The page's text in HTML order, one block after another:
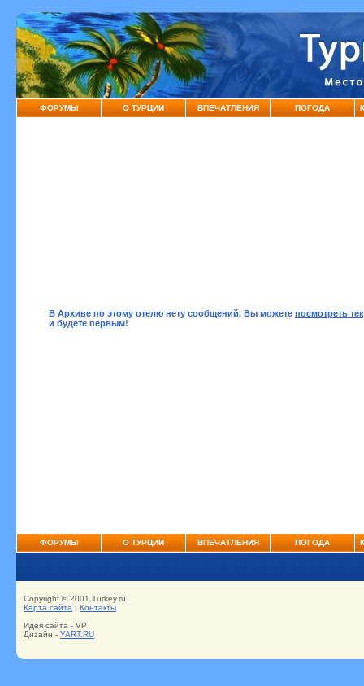
ФОРУМЫ О ТУРЦИИ ВПЕЧАТЛЕНИЯ ПОГОДА
В Архиве по этому отелю нету сообщений. Вы можете посмотреть
и будете первым!
ФОРУМЫ О ТУРЦИИ ВПЕЧАТЛЕНИЯ ПОГОДА
Copyright © 2001 Turkey.ru
Карта сайта | Контакты
Идея сайта - VP
Дизайн - YART.RU